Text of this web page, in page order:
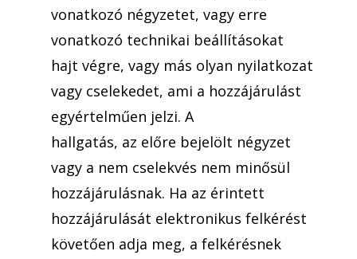
vonatkozó négyzetet, vagy erre
vonatkozó technikai beállításokat
hajt végre, vagy más olyan nyilatkozat
vagy cselekedet, ami a hozzájárulást
egyértelműen jelzi. A
hallgatás, az előre bejelölt négyzet
vagy a nem cselekvés nem minősül
hozzájárulásnak. Ha az érintett
hozzájárulását elektronikus felkérést
követően adja meg, a felkérésnek